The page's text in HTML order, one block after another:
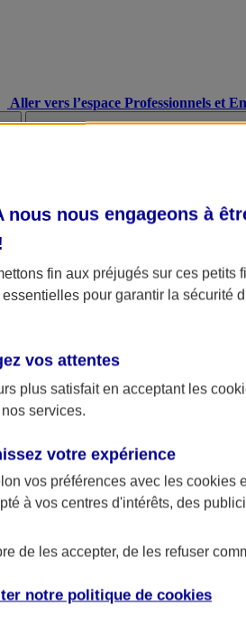
Aller vers l’espace Professionnels et
L'application Mon AXA Assurance
tous vos contrats en
nous nous engageons à
fin aux préjugés sur ces
pour garantir la sécurité
vos attentes
plus satisfait en acceptant les
services.
votre expérience
vos préférences avec les cookies
à vos centres d'intérêts, des
de les accepter, de les refuser
notre politique de cookies